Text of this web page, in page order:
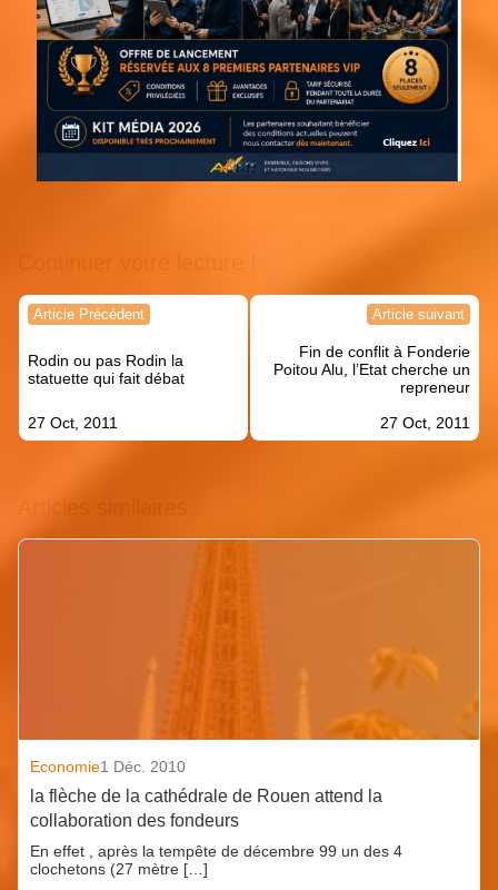
Navigation
l’article
Article Précédent
Rodin ou pas Rodin la
statuette qui fait débat
27 Oct, 2011
Article suivant
Fin de conflit à Fonderie
Poitou Alu, l’Etat cherche un
repreneur
27 Oct, 2011
Economie1 Déc. 2010
la flèche de la cathédrale de Rouen attend la
collaboration des fondeurs
En effet , après la tempête de décembre 99 un des 4
clochetons (27 mètre […]